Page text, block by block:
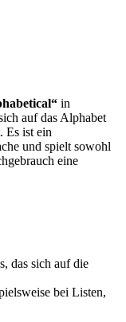
in
auf das Alphabet
Es ist ein
und spielt sowohl
eine
das sich auf die
bei Listen,